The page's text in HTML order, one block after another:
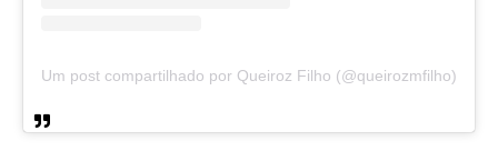
Um post compartilhado por Queiroz Filho (@queirozmfilho)